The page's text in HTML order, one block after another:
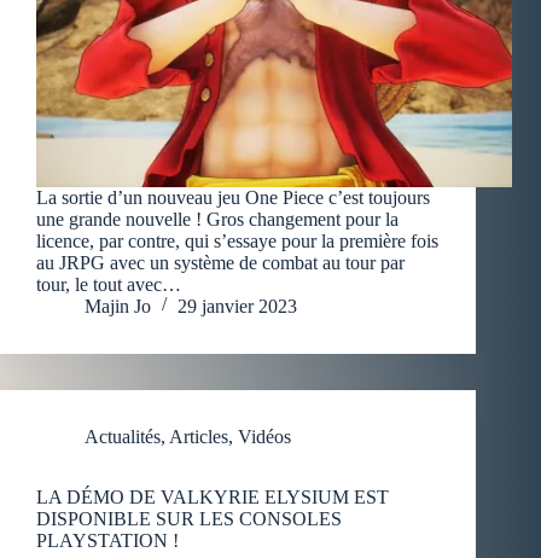
La sortie d’un nouveau jeu One Piece c’est toujours
une grande nouvelle ! Gros changement pour la
licence, par contre, qui s’essaye pour la première fois
au JRPG avec un système de combat au tour par
tour, le tout avec…
Majin Jo
29 janvier 2023
Actualités, Articles, Vidéos
LA DÉMO DE VALKYRIE ELYSIUM EST
DISPONIBLE SUR LES CONSOLES
PLAYSTATION !